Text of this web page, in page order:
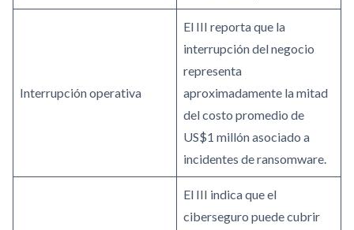
Interrupción operativa
El III reporta que la
interrupción del negocio
representa
aproximadamente la mitad
del costo promedio de
US$1 millón asociado a
incidentes de ransomware.
El III indica que el
ciberseguro puede cubrir